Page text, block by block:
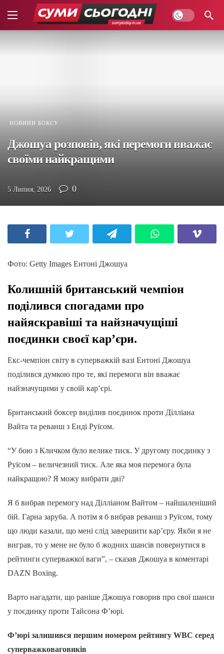
НОВИНИ БОКСУ
Джошуа розповів, які перемоги вважає
своїми найкращими
5 Липня, 2026 0
Фото: Getty Images Ентоні Джошуа
Колишній британський чемпіон
поділився спогадами про
найяскравіші та найзначущіші
поєдинки своєї кар’єри.
Екс-чемпіон світу в суперважкій вазі Ентоні Джошуа
поділився думкою про те, які перемоги він вважає
найзначущими у своїй кар’єрі.
Британський боксер виділив поєдинок проти Ділліана
Вайта та реванш з Енді Руїсом.
“У бою з Кличком було велике тиск. У другому поєдинку з
Руїсом – величезний тиск. Але яка моя перемога була
найкращою? Я можу вибрати дві?
Я б вибрав перемогу над Ділліаном Вайтом – найшаленіший
бій. Гарна заруба. А потім я б вибрав реванш з Руїсом, тому
що люди казали, що мені слід завершити кар’єру. Якби я не
виграв, то у мене не було б жодних шансів повернутися в
рейтинги суперважкої ваги”, – сказав Джошуа в коментарі
DAZN Boxing.
Варто нагадати, що раніше Джошуа говорив про свої шанси
у поєдинку проти Тайсона Ф’юрі.
Ф’юрі залишився першим номером рейтингу WBC серед
суперважковаговиків